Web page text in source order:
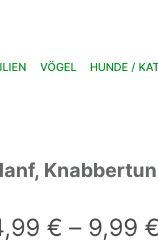
VÖGEL HUNDE /
€ – 9,99